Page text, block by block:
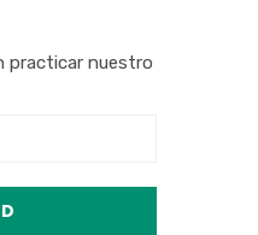
practicar nuestro